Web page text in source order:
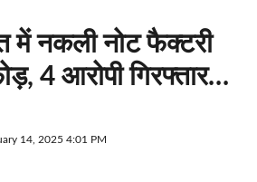
में नकली नोट फैक्टरी
4 आरोपी गिरफ्तार…
14, 2025 4:01 PM